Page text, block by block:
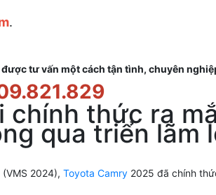
.
tư vấn một cách tận tình, chuyên
chính thức ra
qua triển lãm
2024), Toyota Camry 2025 đã chính